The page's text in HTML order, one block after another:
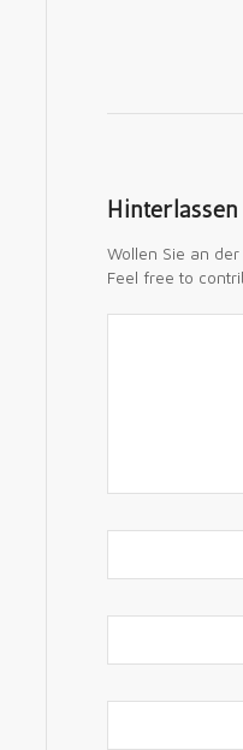
Wollen Sie an
Feel free to